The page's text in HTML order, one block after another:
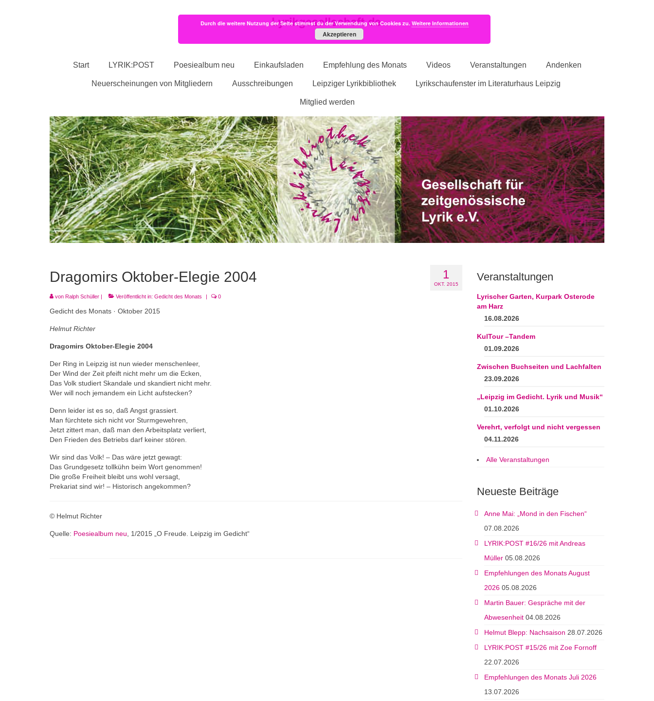
Start LYRIK:POST Poesiealbum neu Einkaufsladen Empfehlung des Monats Videos Veranstaltungen Andenken
Neuerscheinungen von Mitgliedern Ausschreibungen Leipziger Lyrikbibliothek Lyrikschaufenster im Literaturhaus Leipzig
Mitglied werden
1
OKT. 2015
Dragomirs Oktober-Elegie 2004
von Ralph Schüller | Veröffentlicht in: Gedicht des Monats | 0
Gedicht des Monats · Oktober 2015
Helmut Richter
Dragomirs Oktober-Elegie 2004
Der Ring in Leipzig ist nun wieder menschenleer,
Der Wind der Zeit pfeift nicht mehr um die Ecken,
Das Volk studiert Skandale und skandiert nicht mehr.
Wer will noch jemandem ein Licht aufstecken?
Denn leider ist es so, daß Angst grassiert.
Man fürchtete sich nicht vor Sturmgewehren,
Jetzt zittert man, daß man den Arbeitsplatz verliert,
Den Frieden des Betriebs darf keiner stören.
Wir sind das Volk! – Das wäre jetzt gewagt:
Das Grundgesetz tollkühn beim Wort genommen!
Die große Freiheit bleibt uns wohl versagt,
Prekariat sind wir! – Historisch angekommen?
© Helmut Richter
Quelle: Poesiealbum neu , 1/2015 „O Freude. Leipzig im Gedicht“
Veranstaltungen
Lyrischer Garten, Kurpark Osterode
am Harz
16.08.2026
KulTour –Tandem
01.09.2026
Zwischen Buchseiten und Lachfalten
23.09.2026
„Leipzig im Gedicht. Lyrik und Musik“
01.10.2026
Verehrt, verfolgt und nicht vergessen
04.11.2026
Alle Veranstaltungen
Neueste Beiträge
Anne Mai: „Mond in den Fischen“
07.08.2026
LYRIK:POST #16/26 mit Andreas
Müller 05.08.2026
Empfehlungen des Monats August
2026 05.08.2026
Martin Bauer: Gespräche mit der
Abwesenheit 04.08.2026
Helmut Blepp: Nachsaison 28.07.2026
LYRIK:POST #15/26 mit Zoe Fornoff
22.07.2026
Empfehlungen des Monats Juli 2026
13.07.2026
Durch die weitere Nutzung der Seite stimmst du der Verwendung von Cookies zu. Weitere Informationen
Akzeptieren